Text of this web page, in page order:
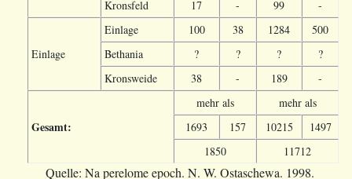
Kronsfeld 17 - 99 -
Einlage
Einlage 100 38 1284
500
Bethania
? ? ?
?
Kronsweide
38 - 189 -
Gesamt:
mehr als
mehr als
1693
157 10215
1497
1850
11712
Quelle: Na perelome epoch. N. W. Ostaschewa. 1998.